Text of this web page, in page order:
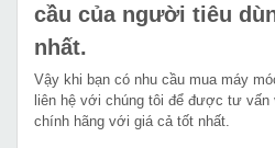
cầu của người tiêu
nhất.
Vậy khi bạn có nhu cầu mua máy
liên hệ với chúng tôi để được tư vấn
chính hãng với giá cả tốt nhất.